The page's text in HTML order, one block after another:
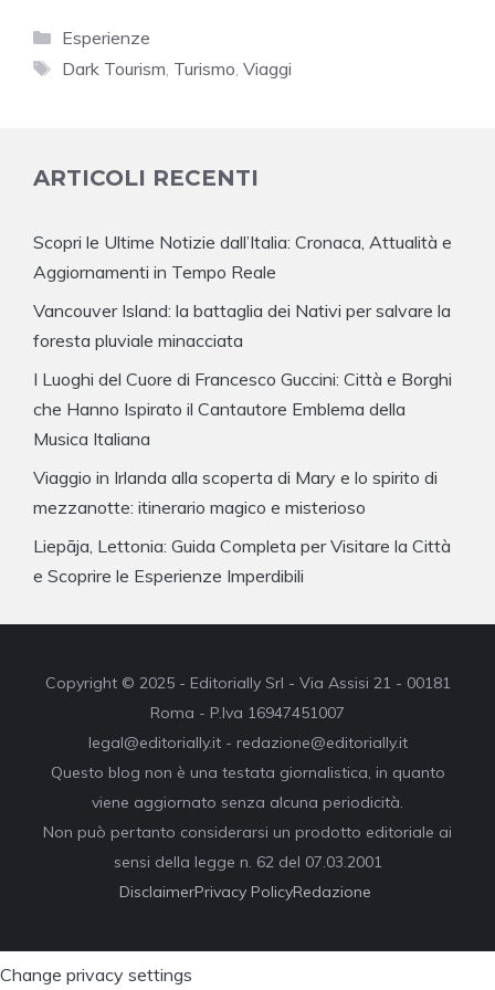
Categorie
Esperienze
Tag
Dark Tourism Turismo Viaggi
ARTICOLI RECENTI
Scopri le Ultime Notizie dall’Italia: Cronaca, Attualità e
Aggiornamenti in Tempo Reale
Vancouver Island: la battaglia dei Nativi per salvare la
foresta pluviale minacciata
I Luoghi del Cuore di Francesco Guccini: Città e Borghi
che Hanno Ispirato il Cantautore Emblema della
Musica Italiana
Viaggio in Irlanda alla scoperta di Mary e lo spirito di
mezzanotte: itinerario magico e misterioso
Liepāja, Lettonia: Guida Completa per Visitare la Città
e Scoprire le Esperienze Imperdibili
Copyright © 2025 - Editorially Srl - Via Assisi 21 - 00181
Roma - P.Iva 16947451007
legal@editorially.it - redazione@editorially.it
Questo blog non è una testata giornalistica, in quanto
viene aggiornato senza alcuna periodicità.
Non può pertanto considerarsi un prodotto editoriale ai
sensi della legge n. 62 del 07.03.2001
DisclaimerPrivacy PolicyRedazione
Change privacy settings